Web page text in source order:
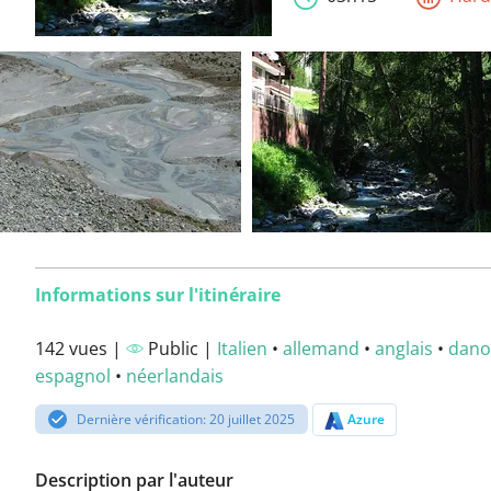
Informations sur l'itinéraire
142 vues | Public | Italien • allemand • anglais •
espagnol • néerlandais
Dernière vérification: 20 juillet 2025 Azure
Description par l'auteur